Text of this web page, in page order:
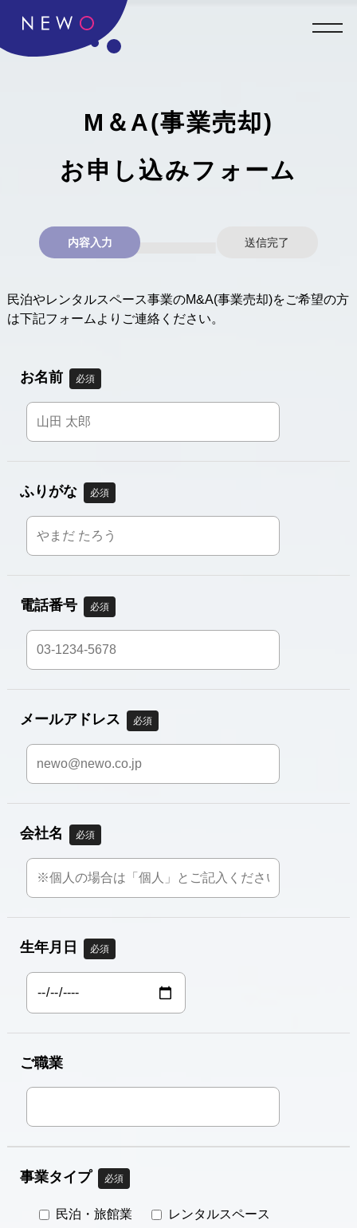
M＆A(事業売却)
お申し込みフォーム
内容入力 送信完了
民泊やレンタルスペース事業のM&A(事業売却)をご希望の方
は下記フォームよりご連絡ください。
お名前 必須
ふりがな 必須
電話番号 必須
メールアドレス 必須
会社名 必須
生年月日 必須
ご職業
事業タイプ 必須
民泊・旅館業 レンタルスペース